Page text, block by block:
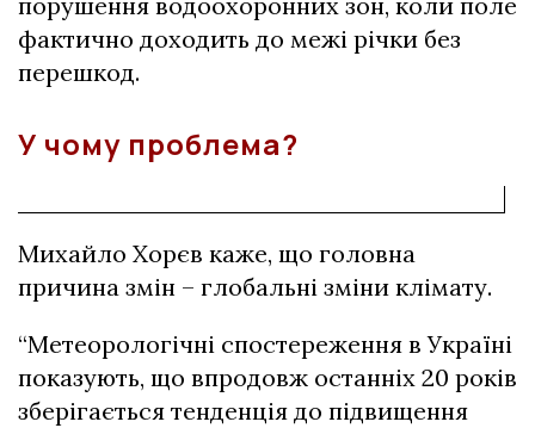
фактично доходить до межі річки без
перешкод.
У чому проблема?
Михайло Хорєв каже, що головна
причина змін – глобальні зміни клімату.
“Метеорологічні спостереження в Україні
показують, що впродовж останніх 20 років
зберігається тенденція до підвищення